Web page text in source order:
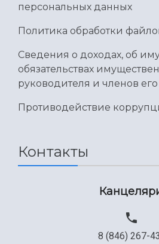
персональных данных
Политика обработки
Сведения о доходах, об
обязательствах
руководителя и членов
Противодействие
Контакты
8 (846) 267-